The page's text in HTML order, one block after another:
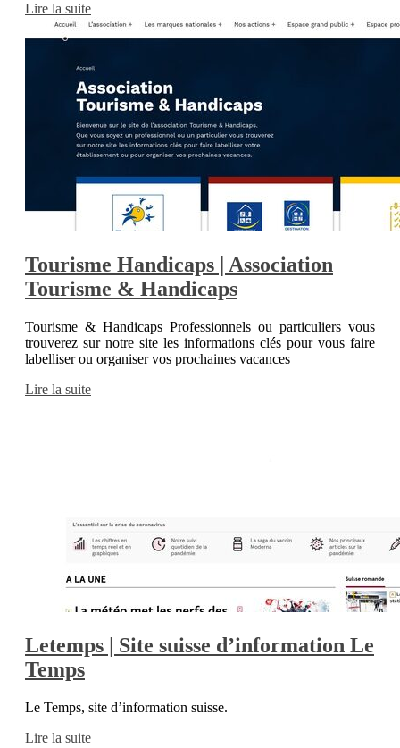
Lire la suite
Tourisme Handicaps | Association
Tourisme & Handicaps
Tourisme & Handicaps Professionnels ou particuliers vous
trouverez sur notre site les informations clés pour vous faire
labelliser ou organiser vos prochaines vacances
Lire la suite
Letemps | Site suisse d’information Le
Temps
Le Temps, site d’information suisse.
Lire la suite